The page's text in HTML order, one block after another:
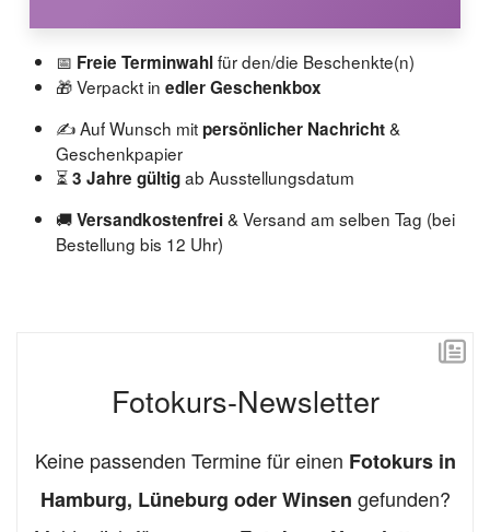
📅 Freie Terminwahlfür den/die Beschenkte(n)
🎁 Verpackt in edler Geschenkbox
✍️ Auf Wunsch mitpersönlicher Nachricht&
Geschenkpapier
⏳3 Jahre gültigab Ausstellungsdatum
🚚Versandkostenfrei& Versand am selben Tag (bei
Bestellung bis 12 Uhr)
Fotokurs-Newsletter
Keine passenden Termine für einen Fotokurs in
Hamburg, Lüneburg oder Winsen gefunden?